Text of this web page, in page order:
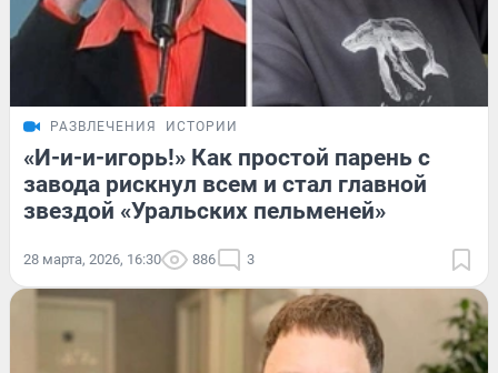
РАЗВЛЕЧЕНИЯ ИСТОРИИ
«И-и-и-игорь!» Как простой парень с
завода рискнул всем и стал главной
звездой «Уральских пельменей»
28 марта, 2026, 16:30 886 3